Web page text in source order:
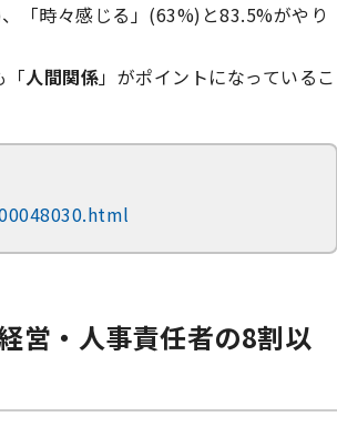
「時々感じる」(63%)と83.5%がやり
「人間関係」がポイントになっているこ
営・人事責任者の8割以